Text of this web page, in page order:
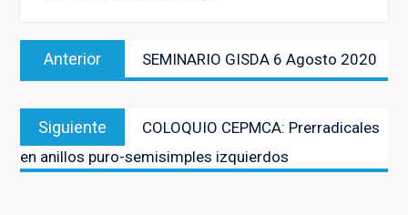
Navegación
Anterior
anterior:
SEMINARIO GISDA 6 Agosto 2020
Siguiente
siguiente:
COLOQUIO CEPMCA: Prerradicales
en anillos puro-semisimples izquierdos